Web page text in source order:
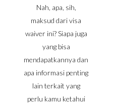
Nah, apa, sih,
maksud dari visa
waiver ini? Siapa juga
yang bisa
mendapatkannya dan
apa informasi penting
lain terkait yang
perlu kamu ketahui